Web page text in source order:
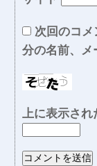
次回のコ
分の名前、メ
上に表示され